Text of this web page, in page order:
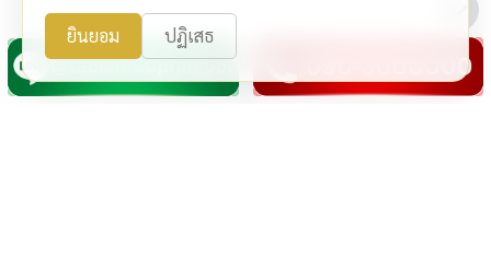
ยินยอม ปฏิเสธ